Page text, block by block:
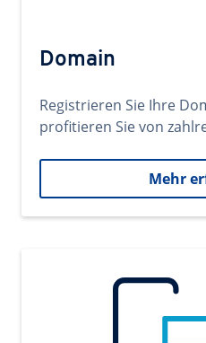
Domain
Registrieren Sie Ihre
profitieren Sie von
Mehr